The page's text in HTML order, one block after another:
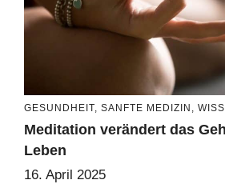
GESUNDHEIT, SANFTE MEDIZIN ,
Meditation verändert das
Leben
16. April 2025